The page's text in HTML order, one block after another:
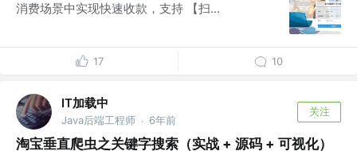
消费场景中实现快速收款，支持 【扫...
17 10
IT加载中
Java后端工程师 · 6年前
关注
淘宝垂直爬虫之关键字搜索（实战 + 源码 + 可视化）